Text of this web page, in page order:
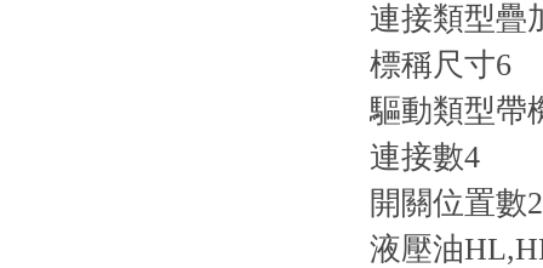
連接類型疊
標稱尺寸6
驅動類型帶
連接數4
開關位置數2
液壓油